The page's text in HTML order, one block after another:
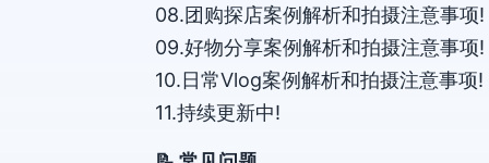
08.团购探店案例解析和拍摄注意事项!
09.好物分享案例解析和拍摄注意事项!
10.日常Vlog案例解析和拍摄注意事项!
11.持续更新中!